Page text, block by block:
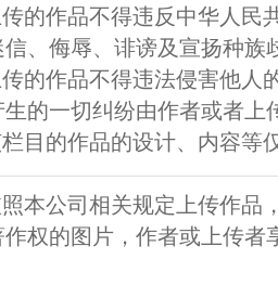
的作品不得违反中华人民
、侮辱、诽谤及宣扬种族
的作品不得违法侵害他人
的一切纠纷由作者或者上
目的作品的设计、内容等
本公司相关规定上传作品
权的图片，作者或上传者